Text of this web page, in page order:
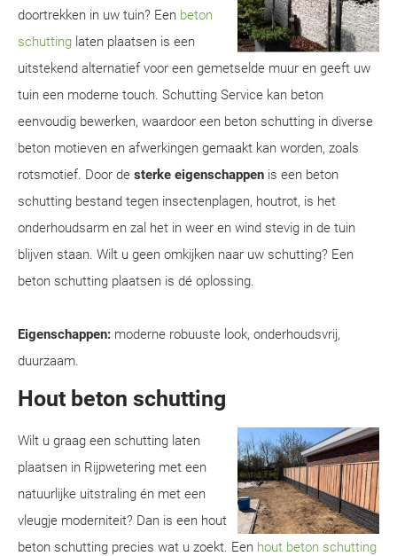
doortrekken in uw tuin? Een beton
schutting laten plaatsen is een
uitstekend alternatief voor een gemetselde muur en geeft uw
tuin een moderne touch. Schutting Service kan beton
eenvoudig bewerken, waardoor een beton schutting in diverse
beton motieven en afwerkingen gemaakt kan worden, zoals
rotsmotief. Door de sterke eigenschappen is een beton
schutting bestand tegen insectenplagen, houtrot, is het
onderhoudsarm en zal het in weer en wind stevig in de tuin
blijven staan. Wilt u geen omkijken naar uw schutting? Een
beton schutting plaatsen is dé oplossing.
Eigenschappen: moderne robuuste look, onderhoudsvrij,
duurzaam.
Hout beton schutting
Wilt u graag een schutting laten
plaatsen in Rijpwetering met een
natuurlijke uitstraling én met een
vleugje moderniteit? Dan is een hout
beton schutting precies wat u zoekt. Een hout beton schutting